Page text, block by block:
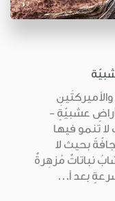
أراضٍ عشبيّةٍ -
تنمو فيها
بحيث لا
نباتاتٌ مُزهِرةٌ
بعد أ...